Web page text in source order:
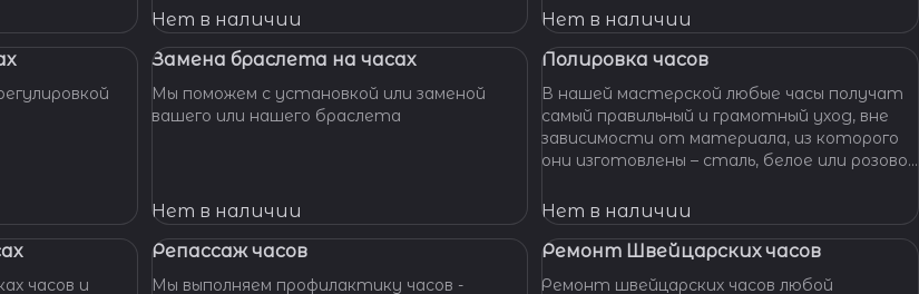
Нет в наличии
Нет в наличии
Замена браслета на часах
Мы поможем с установкой или заменой
вашего или нашего браслета
Нет в наличии
Полировка часов
В нашей мастерской любые часы получат
самый правильный и грамотный уход, вне
зависимости от материала, из которого
они изготовлены – сталь, белое или розовое
специалисты отполируют практически
любой материал.
Нет в наличии
часов и
Репассаж часов
Мы выполняем профилактику часов -
Ремонт Швейцарских часов
Ремонт швейцарских часов любой